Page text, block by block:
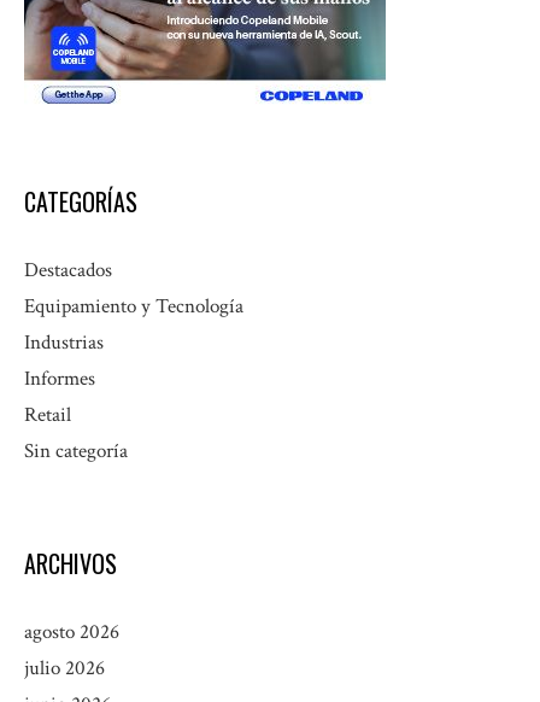
CATEGORÍAS
Destacados
Equipamiento y Tecnología
Industrias
Informes
Retail
Sin categoría
ARCHIVOS
agosto 2026
julio 2026